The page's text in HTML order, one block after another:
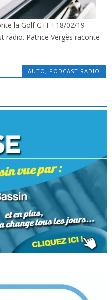
GTI AVEC P. VERGÈS
la Golf GTI ! 18/02/19
radio. Patrice Vergès raconte
AUTO, PODCAST RADIO